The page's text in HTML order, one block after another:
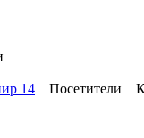
14 Посетители